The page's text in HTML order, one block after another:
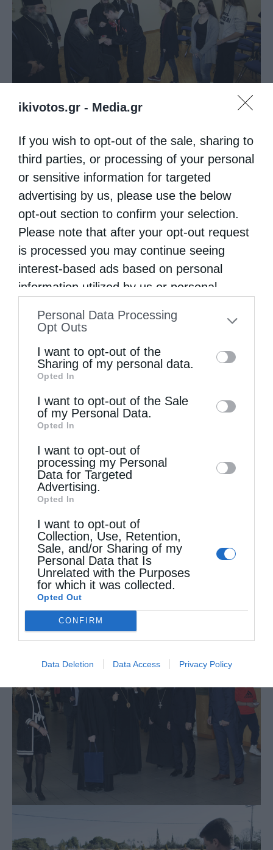
ikivotos.gr - Media.gr
If you wish to opt-out of the sale, sharing to
third parties, or processing of your personal
or sensitive information for targeted
advertising by us, please use the below
opt-out section to confirm your selection.
Please note that after your opt-out request
is processed you may continue seeing
interest-based ads based on personal
information utilized by us or personal
to your opt-out. You may separately opt-out
information by third parties on the IAB’s list
of downstream participants. This
information may also be disclosed by us to
third parties on theIAB’s List of
Downstream Participants
disclose it to other third parties.
Personal Data Processing
Opt Outs
I want to opt-out of the
Sharing of my personal data.
Opted In
I want to opt-out of the Sale
of my Personal Data.
Opted In
I want to opt-out of
processing my Personal
Data for Targeted
Advertising.
Opted In
I want to opt-out of
Collection, Use, Retention,
Sale, and/or Sharing of my
Personal Data that Is
Unrelated with the Purposes
for which it was collected.
Opted Out
CONFIRM
Data Deletion Data Access Privacy Policy